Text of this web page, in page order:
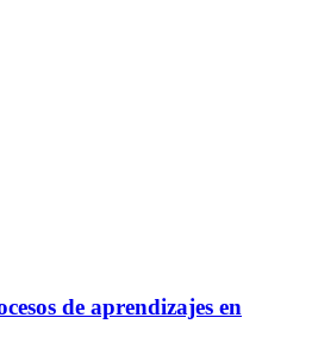
de aprendizajes en